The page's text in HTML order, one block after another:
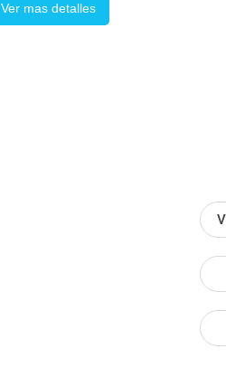
Ver mas detalles